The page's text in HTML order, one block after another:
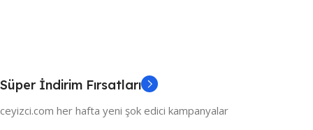
Süper İndirim Fırsatları
ceyizci.com her hafta yeni şok edici kampanyalar